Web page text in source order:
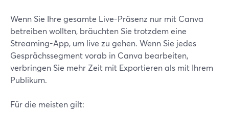
Wenn Sie Ihre gesamte Live-Präsenz nur mit Canva
betreiben wollten, bräuchten Sie trotzdem eine
Streaming-App, um live zu gehen. Wenn Sie jedes
Gesprächssegment vorab in Canva bearbeiten,
verbringen Sie mehr Zeit mit Exportieren als mit Ihrem
Publikum.
Für die meisten gilt: